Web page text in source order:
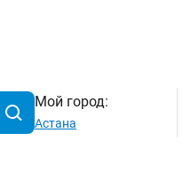
Мой город:
Астана